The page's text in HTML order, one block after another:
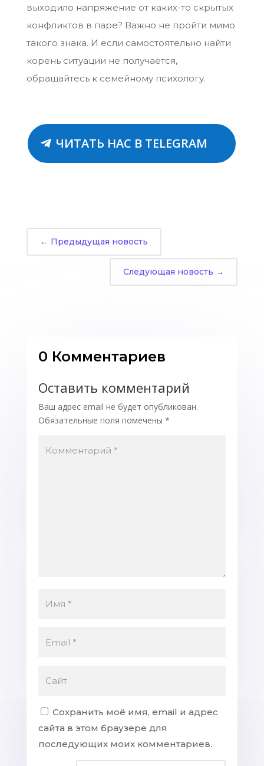
выходило напряжение от каких-то скрытых
конфликтов в паре? Важно не пройти мимо
такого знака. И если самостоятельно найти
корень ситуации не получается,
обращайтесь к семейному психологу.
ЧИТАТЬ НАС В TELEGRAM
← Предыдущая новость
Следующая новость →
0 Комментариев
Оставить комментарий
Ваш адрес email не будет опубликован.
Обязательные поля помечены *
Сохранить моё имя, email и адрес
сайта в этом браузере для
последующих моих комментариев.